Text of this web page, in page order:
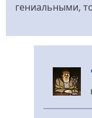
гениальными,